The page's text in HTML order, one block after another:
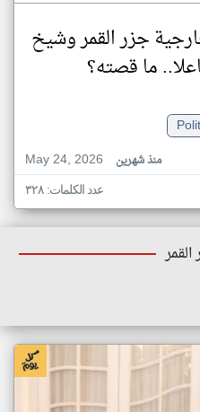
جزر القمر وشيخ
ما قصته؟
May 24, 2026
منذ شهرين
عدد الكلمات: ٣٢٨